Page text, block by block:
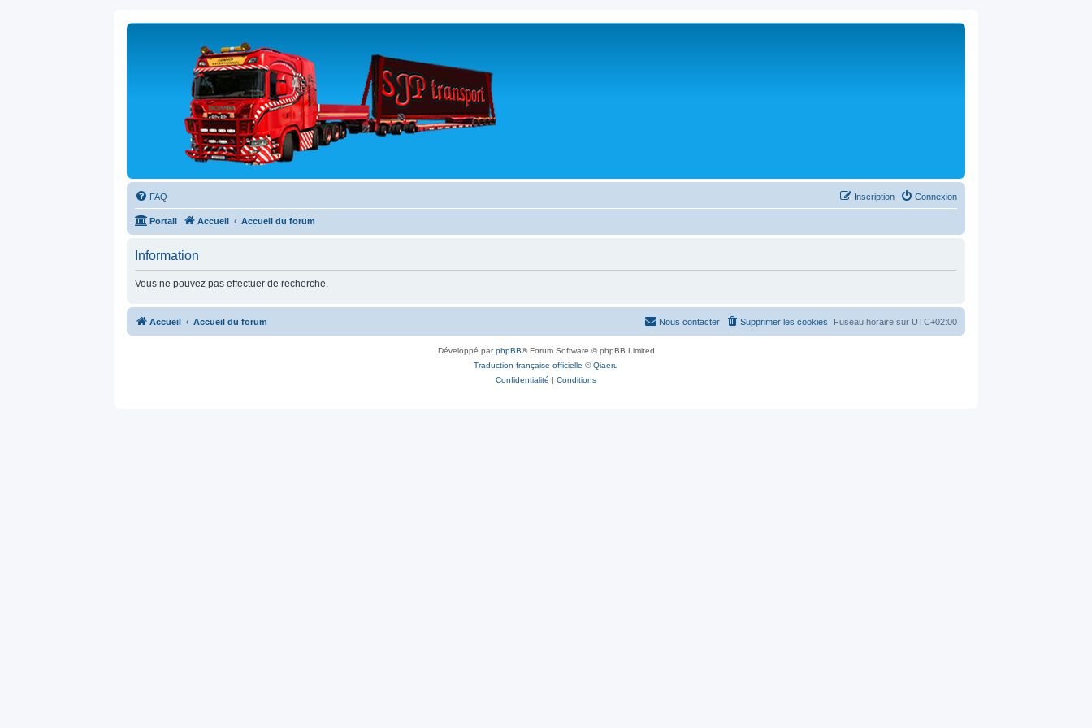
FAQ Connexion
Inscription
Portail Accueil Accueil du forum
Information
Vous ne pouvez pas effectuer de recherche.
Accueil Accueil du forum Fuseau horaire sur UTC+02:00
Supprimer les cookies
Nous contacter
Développé parphpBB® Forum Software © phpBB Limited
Traduction française officielle ©Qiaeru
Confidentialité | Conditions